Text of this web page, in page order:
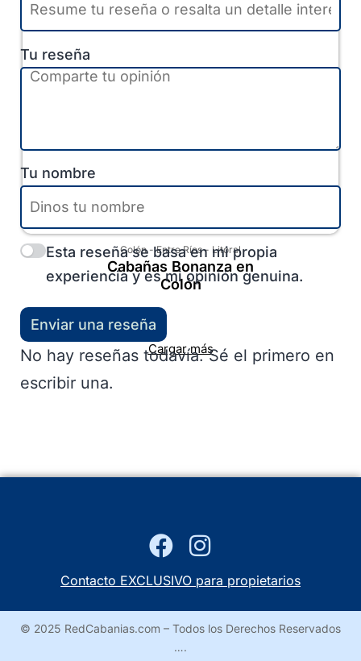
Colón-Entre Ríos- Litoral
Cabañas Bonanza en
Colón
Cargar más
Tu reseña
Tu nombre
Esta reseña se basa en mi propia
experiencia y es mi opinión genuina.
Enviar una reseña
No hay reseñas todavía. Sé el primero en
escribir una.
Contacto EXCLUSIVO para propietarios
© 2025 RedCabanias.com – Todos los Derechos Reservados
….